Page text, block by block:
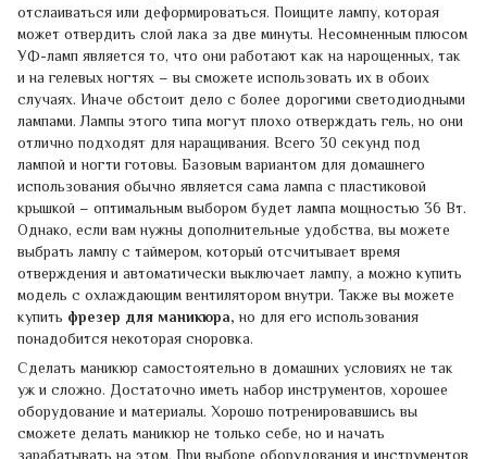
отслаиваться или деформироваться. Поищите лампу, которая
может отвердить слой лака за две минуты. Несомненным плюсом
УФ-ламп является то, что они работают как на нарощенных, так
и на гелевых ногтях – вы сможете использовать их в обоих
случаях. Иначе обстоит дело с более дорогими светодиодными
лампами. Лампы этого типа могут плохо отверждать гель, но они
отлично подходят для наращивания. Всего 30 секунд под
лампой и ногти готовы. Базовым вариантом для домашнего
использования обычно является сама лампа с пластиковой
крышкой – оптимальным выбором будет лампа мощностью 36 Вт.
Однако, если вам нужны дополнительные удобства, вы можете
выбрать лампу с таймером, который отсчитывает время
отверждения и автоматически выключает лампу, а можно купить
модель с охлаждающим вентилятором внутри. Также вы можете
купить фрезер для маникюра,но для его использования
понадобится некоторая сноровка.
Сделать маникюр самостоятельно в домашних условиях не так
уж и сложно. Достаточно иметь набор инструментов, хорошее
оборудование и материалы. Хорошо потренировавшись вы
сможете делать маникюр не только себе, но и начать
зарабатывать на этом. При выборе оборудования и инструментов